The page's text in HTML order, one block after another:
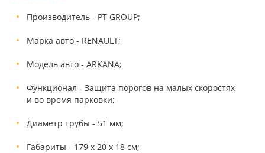
Производитель - PT GROUP;
Марка авто - RENAULT;
Модель авто - ARKANA;
Функционал - Защита порогов на малых скоростях
и во время парковки;
Диаметр трубы - 51 мм;
Габариты - 179 х 20 х 18 см;